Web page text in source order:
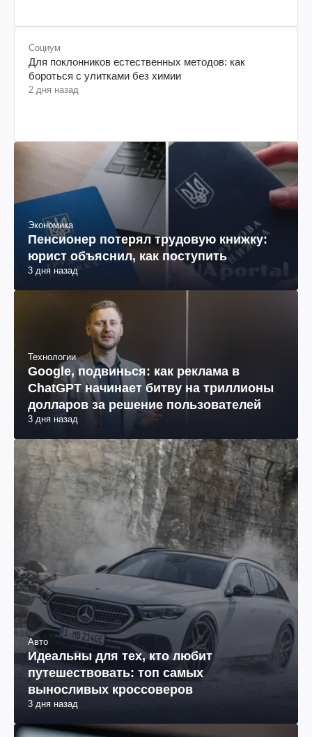
Социум
Для поклонников естественных методов: как
бороться с улитками без химии
2 дня назад
Экономика
Пенсионер потерял трудовую книжку:
юрист объяснил, как поступить
3 дня назад
Технологии
Google, подвинься: как реклама в
ChatGPT начинает битву на триллионы
долларов за решение пользователей
3 дня назад
Авто
Идеальны для тех, кто любит
путешествовать: топ самых
выносливых кроссоверов
3 дня назад